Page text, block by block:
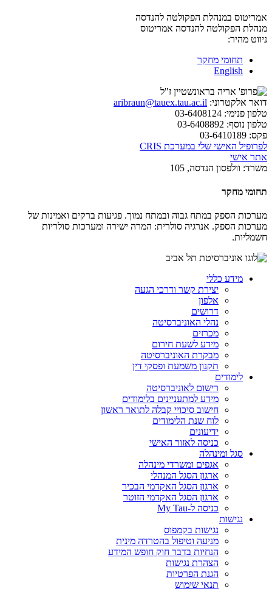
אמריטוס במנהלת הפקולטה להנדסה
מנהלת הפקולטה להנדסה אמריטוס
ניווט מהיר:
תחומי מחקר
English
דואר אלקטרוני: aribraun@tauex.tau.ac.il
טלפון פנימי:
טלפון נוסף:
פקס:
לפרופיל האישי שלי במערכת CRIS
אתר אישי
משרד: וולפסון הנדסה, 105
תחומי מחקר
מערכות הספק במתח גבוה ובמתח נמוך. פגיעות ברקים ואמינות של
מערכות הספק. אנרגיה סולרית: המרה ישירה ומערכות סולריות
חשמליות.
מידע כללי
יצירת קשר ודרכי הגעה
אלפון
דרושים
נהלי האוניברסיטה
מכרזים
מידע לשעת חירום
מבקרת האוניברסיטה
תקנון משמעת ופסקי דין
לימודים
רישום לאוניברסיטה
מידע למתעניינים בלימודים
חישוב סיכויי קבלה לתואר ראשון
לוח שנת הלימודים
ידיעונים
כניסה לאזור האישי
סגל ומינהלה
אגפים ומשרדי מינהלה
ארגון הסגל המנהלי
ארגון הסגל האקדמי הבכיר
ארגון הסגל האקדמי הזוטר
כניסה ל-My Tau
נגישות
נגישות בקמפוס
מניעה וטיפול בהטרדה מינית
הנחיות בדבר חוק חופש המידע
הצהרת נגישות
הגנת הפרטיות
תנאי שימוש